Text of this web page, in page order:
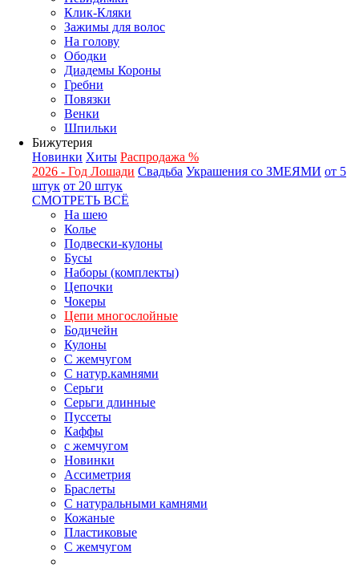
Клик-Кляки
Зажимы для волос
На голову
Ободки
Диадемы Короны
Гребни
Повязки
Венки
Шпильки
Бижутерия
Новинки Хиты Распродажа %
2026 - Год Лошади Свадьба Украшения со ЗМЕЯМИ от 5
штук от 20 штук
СМОТРЕТЬ ВСЁ
На шею
Колье
Подвески-кулоны
Бусы
Наборы (комплекты)
Цепочки
Чокеры
Цепи многослойные
Бодичейн
Кулоны
С жемчугом
С натур.камнями
Серьги
Серьги длинные
Пуссеты
Каффы
с жемчугом
Новинки
Ассиметрия
Браслеты
С натуральными камнями
Кожаные
Пластиковые
С жемчугом